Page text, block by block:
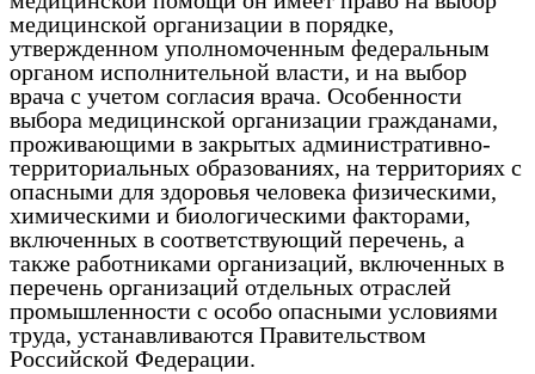
медицинской организации в порядке,
утвержденном уполномоченным федеральным
органом исполнительной власти, и на выбор
врача с учетом согласия врача. Особенности
выбора медицинской организации гражданами,
проживающими в закрытых административно-
территориальных образованиях, на территориях с
опасными для здоровья человека физическими,
химическими и биологическими факторами,
включенных в соответствующий перечень, а
также работниками организаций, включенных в
перечень организаций отдельных отраслей
промышленности с особо опасными условиями
труда, устанавливаются Правительством
Российской Федерации.